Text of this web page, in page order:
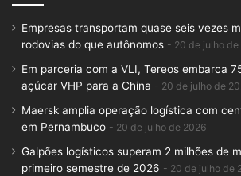
Empresas transportam quase seis vezes
rodovias do que autônomos
20 de julho de
Em parceria com a VLI, Tereos embarca
açúcar VHP para a China
20 de julho de
Maersk amplia operação logística com
em Pernambuco
20 de julho de 2026
Galpões logísticos superam 2 milhões de
primeiro semestre de 2026
20 de julho de